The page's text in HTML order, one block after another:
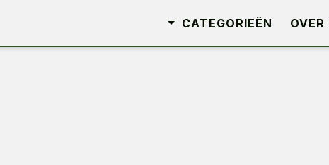
CATEGORIEËN OVER